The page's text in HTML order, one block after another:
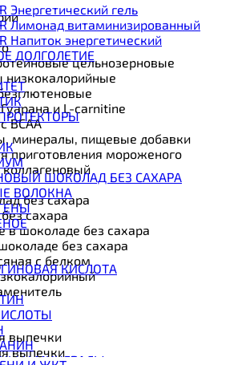
Энергетический гель
Лимонад витаминизированный
Напиток энергетический
ДОЛГОЛЕТИЕ
ШОКОЛАД БЕЗ САХАРА
ВОЛОКНА
КИСЛОТА
И МИНЕРАЛЫ
цельнозерновые
низкокалорийные
и L-carnitine
BCAA
минералы, пищевые добавки
приготовления мороженого
коллагеновый
без сахара
сахара
в шоколаде без сахара
без сахара
с белком
выпечки
выпечки